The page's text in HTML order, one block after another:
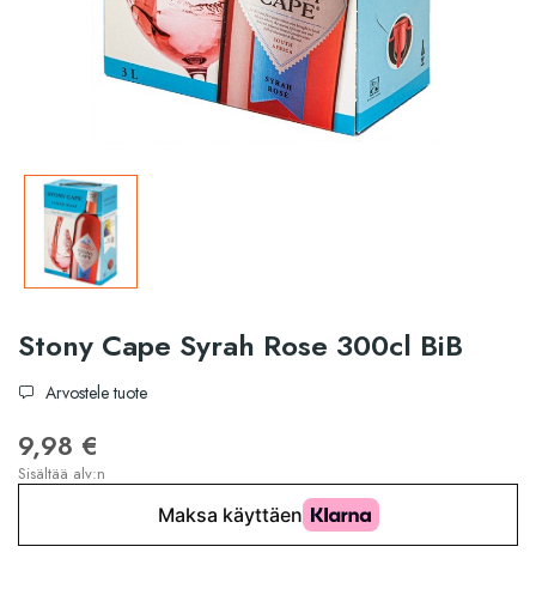
Stony Cape Syrah Rose 300cl BiB
Arvostele tuote
9,98 €
Sisältää alv:n